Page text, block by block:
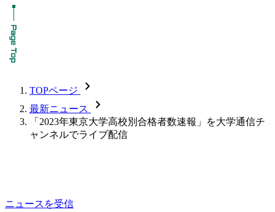
TOPページ chevron_forward
最新ニュース chevron_forward
「2023年東京大学高校別合格者数速報」を大学通信チ
ャンネルでライブ配信
ニュースを受信